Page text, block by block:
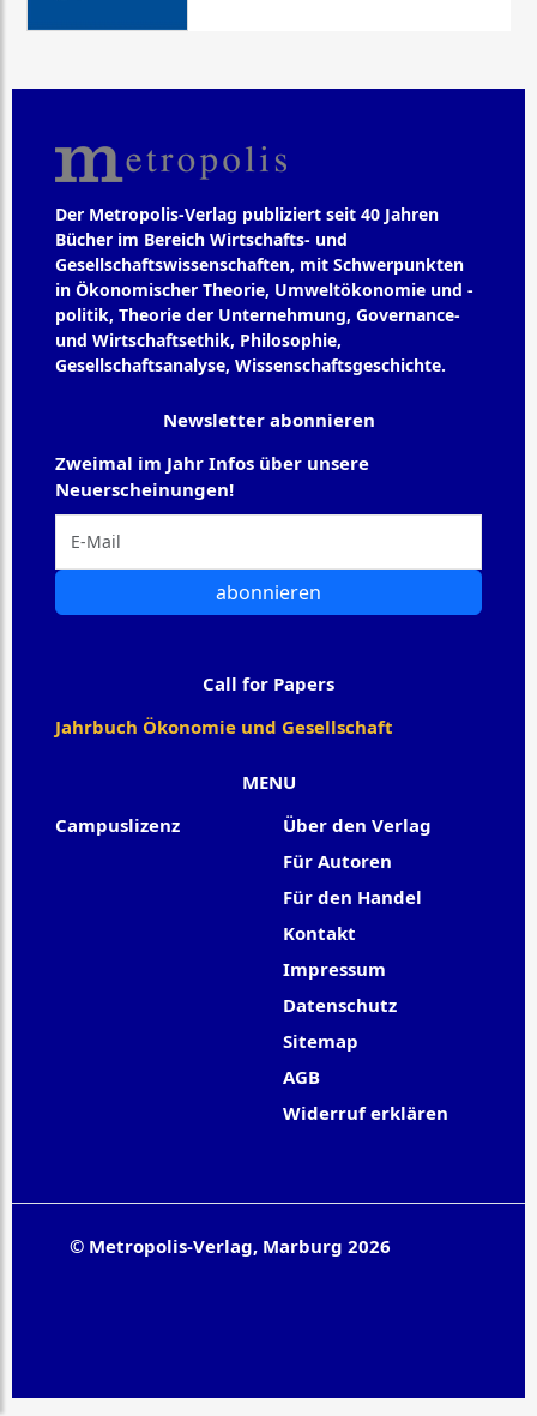
Der Metropolis-Verlag publiziert seit 40 Jahren
Bücher im Bereich Wirtschafts- und
Gesellschaftswissenschaften, mit Schwerpunkten
in Ökonomischer Theorie, Umweltökonomie und -
politik, Theorie der Unternehmung, Governance-
und Wirtschaftsethik, Philosophie,
Gesellschaftsanalyse, Wissenschaftsgeschichte.
MENU
Campuslizenz
Über den Verlag
Für Autoren
Für den Handel
Kontakt
Impressum
Datenschutz
Sitemap
AGB
Widerruf erklären
Newsletter abonnieren
Zweimal im Jahr Infos über unsere
Neuerscheinungen!
abonnieren
Call for Papers
Jahrbuch Ökonomie und Gesellschaft
© Metropolis-Verlag, Marburg 2026